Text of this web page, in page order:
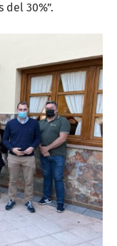
30%”.